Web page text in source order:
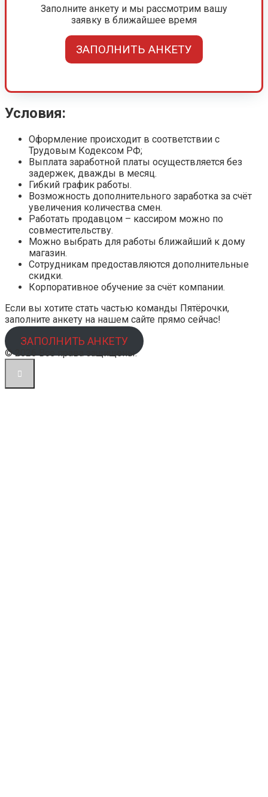
Заполните анкету и мы рассмотрим вашу
заявку в ближайшее время
ЗАПОЛНИТЬ АНКЕТУ
Условия:
Оформление происходит в соответствии с
Трудовым Кодексом РФ;
Выплата заработной платы осуществляется без
задержек, дважды в месяц.
Гибкий график работы.
Возможность дополнительного заработка за счёт
увеличения количества смен.
Работать продавцом – кассиром можно по
совместительству.
Можно выбрать для работы ближайший к дому
магазин.
Сотрудникам предоставляются дополнительные
скидки.
Корпоративное обучение за счёт компании.
Если вы хотите стать частью команды Пятёрочки,
заполните анкету на нашем сайте прямо сейчас!
ЗАПОЛНИТЬ АНКЕТУ
© 2026 Все права защищены.